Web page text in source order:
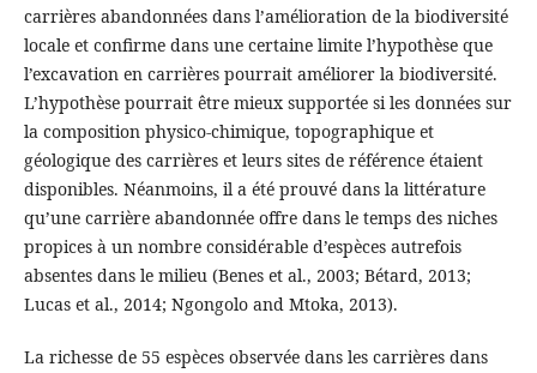
carrières abandonnées dans l’amélioration de la biodiversité
locale et confirme dans une certaine limite l’hypothèse que
l’excavation en carrières pourrait améliorer la biodiversité.
L’hypothèse pourrait être mieux supportée si les données sur
la composition physico-chimique, topographique et
géologique des carrières et leurs sites de référence étaient
disponibles. Néanmoins, il a été prouvé dans la littérature
qu’une carrière abandonnée offre dans le temps des niches
propices à un nombre considérable d’espèces autrefois
absentes dans le milieu (Benes et al., 2003; Bétard, 2013;
Lucas et al., 2014; Ngongolo and Mtoka, 2013).
La richesse de 55 espèces observée dans les carrières dans